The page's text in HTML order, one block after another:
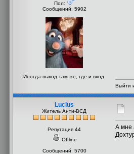
Пол:
Сообщений: 5902
Иногда выход там же, где и вход.
Выйти
Lucius
Житель Анти-ВСД
Репутация 44
Offline
Сообщений: 5700
А мне